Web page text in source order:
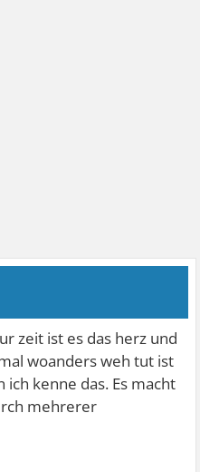
zeit ist es das herz und
woanders weh tut ist
kenne das. Es macht
mehrerer